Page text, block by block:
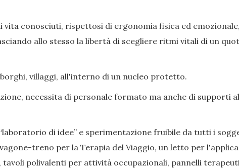
conosciuti, rispettosi di ergonomia fisica ed
allo stesso la libertà di scegliere ritmi vitali di un
villaggi, all'interno di un nucleo protetto.
necessita di personale formato ma anche di supporti
di idee” e sperimentazione fruibile da tutti i
treno per la Terapia del Viaggio, un letto per
polivalenti per attività occupazionali, pannelli